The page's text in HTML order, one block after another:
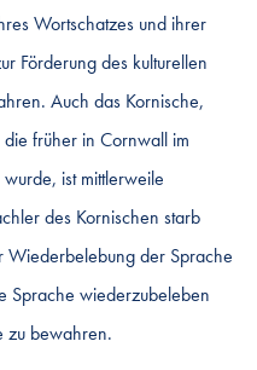
Wortschatzes und ihrer
Förderung des kulturellen
Auch das Kornische,
früher in Cornwall im
ist mittlerweile
des Kornischen starb
Wiederbelebung der Sprache
Sprache wiederzubeleben
zu bewahren.